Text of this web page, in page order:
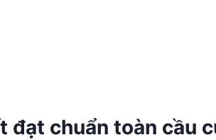
đạt chuẩn toàn cầu